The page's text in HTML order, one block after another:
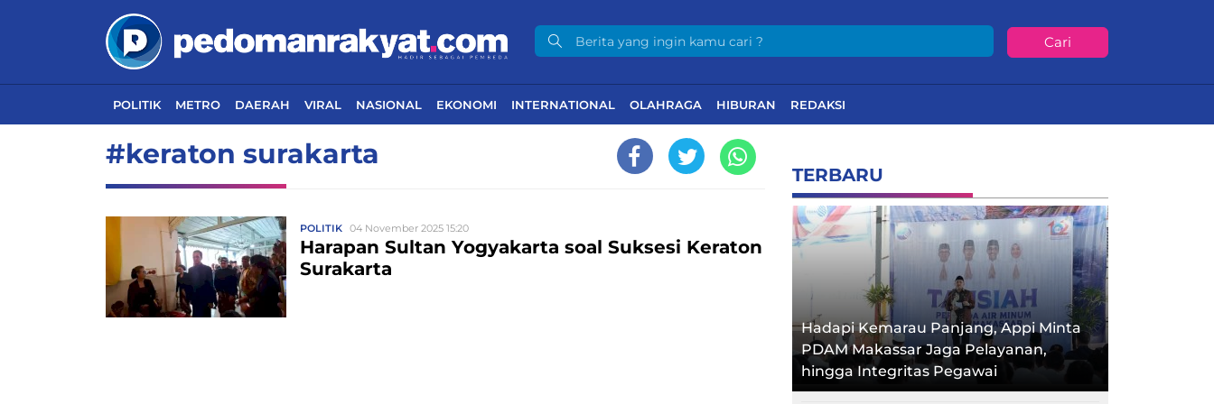
Cari
POLITIK METRO DAERAH VIRAL NASIONAL EKONOMI INTERNATIONAL OLAHRAGA HIBURAN REDAKSI
#keraton surakarta
POLITIK 04 November 2025 15:20
Harapan Sultan Yogyakarta soal Suksesi Keraton
Surakarta
TERBARU
Hadapi Kemarau Panjang, Appi Minta
PDAM Makassar Jaga Pelayanan,
hingga Integritas Pegawai